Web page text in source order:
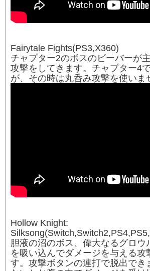
Fairytale Fights(PS3,X360)
チャプター2のボスのビーバーが
攻撃をしてきます。チャプター4
が、その時は丸呑み攻撃を使いま
Hollow Knight:
胆液の沼のボス、偉大なるグロウ
を吸い込んでダメージを与える攻
す。攻撃ボタンの連打で脱出でき